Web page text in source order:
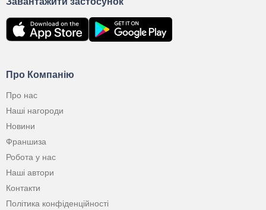
Про Компанію
Про нас
Наші нагороди
Новини
Франшиза
Робота у нас
Наші автори
Контакти
Політика конфіденційності